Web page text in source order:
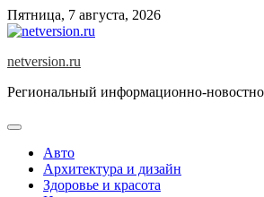
Skip
to
Пятница, 7 августа, 2026
netversion.ru
Региональный информационно-
Авто
Архитектура и дизайн
Здоровье и красота